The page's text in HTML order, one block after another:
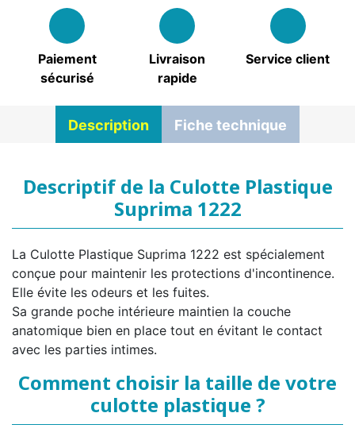
Paiement
sécurisé
Livraison
rapide
Service client
Description Fiche technique
Descriptif de la Culotte Plastique
Suprima 1222
La Culotte Plastique Suprima 1222 est spécialement
conçue pour maintenir les protections d'incontinence.
Elle évite les odeurs et les fuites.
Sa grande poche intérieure maintien la couche
anatomique bien en place tout en évitant le contact
avec les parties intimes.
Comment choisir la taille de votre
culotte plastique ?